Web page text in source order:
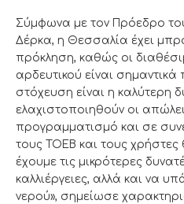
Σύμφωνα με τον Πρόεδρο
Δέρκα, η Θεσσαλία έχει
πρόκληση, καθώς οι
αρδευτικού είναι σημαντικά
στόχευση είναι η καλύτερη
ελαχιστοποιηθούν οι
προγραμματισμό και σε
τους ΤΟΕΒ και τους
έχουμε τις μικρότερες
καλλιέργειες, αλλά και να
νερού», σημείωσε